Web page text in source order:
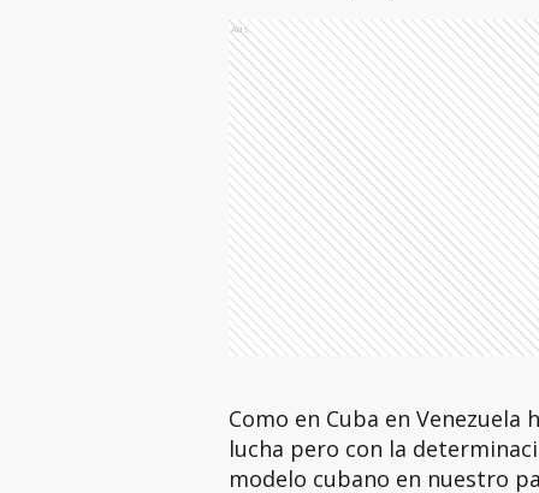
Ads
Como en Cuba en
lucha pero con la
modelo cubano en nuestro